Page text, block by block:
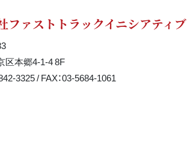
ファストトラックイニシアティブ
区本郷4-1-4 8F
3325 / FAX：03-5684-1061